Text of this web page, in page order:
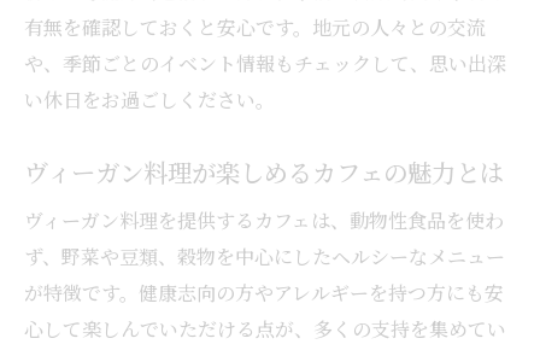
カフェ選びで重視したいベジタリアン対応
とは
ヘルシー重視の京都カフェランチの魅力を
京都ベジタリアン和食をカフェで味わう楽
カフェのベジタリアンランチが旅を彩る理
心やすらぐカフェ選びのコツとは
有無を確認しておくと安心です。地元の人々との交流
や、季節ごとのイベント情報もチェックして、思い出深
い休日をお過ごしください。
ヴィーガン料理が楽しめるカフェの魅力とは
ヴィーガン料理を提供するカフェは、動物性食品を使わ
ず、野菜や豆類、穀物を中心にしたヘルシーなメニュー
が特徴です。健康志向の方やアレルギーを持つ方にも安
心して楽しんでいただける点が、多くの支持を集めてい